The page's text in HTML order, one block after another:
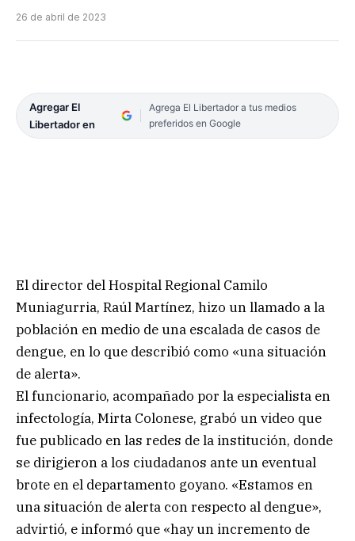
26 de abril de 2023
Agregar El
Libertador en
Agrega El Libertador a tus medios
preferidos en Google
El director del Hospital Regional Camilo
Muniagurria, Raúl Martínez, hizo un llamado a la
población en medio de una escalada de casos de
dengue, en lo que describió como «una situación
de alerta».
El funcionario, acompañado por la especialista en
infectología, Mirta Colonese, grabó un video que
fue publicado en las redes de la institución, donde
se dirigieron a los ciudadanos ante un eventual
brote en el departamento goyano. «Estamos en
una situación de alerta con respecto al dengue»,
advirtió, e informó que «hay un incremento de